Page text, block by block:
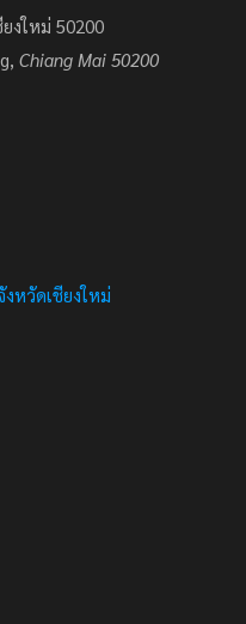
งใหม่ 50200
Chiang Mai 50200
หวัดเชียงใหม่